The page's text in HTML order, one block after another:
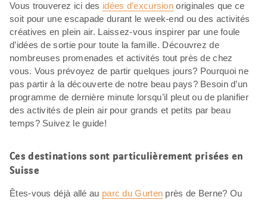
Vous trouverez ici des idées d’excursion originales que ce
soit pour une escapade durant le week-end ou des activités
créatives en plein air. Laissez-vous inspirer par une foule
d’idées de sortie pour toute la famille. Découvrez de
nombreuses promenades et activités tout près de chez
vous. Vous prévoyez de partir quelques jours? Pourquoi ne
pas partir à la découverte de notre beau pays? Besoin d’un
programme de dernière minute lorsqu’il pleut ou de planifier
des activités de plein air pour grands et petits par beau
temps? Suivez le guide!
Ces destinations sont particulièrement prisées en
Suisse
Êtes-vous déjà allé au parc du Gurten près de Berne? Ou